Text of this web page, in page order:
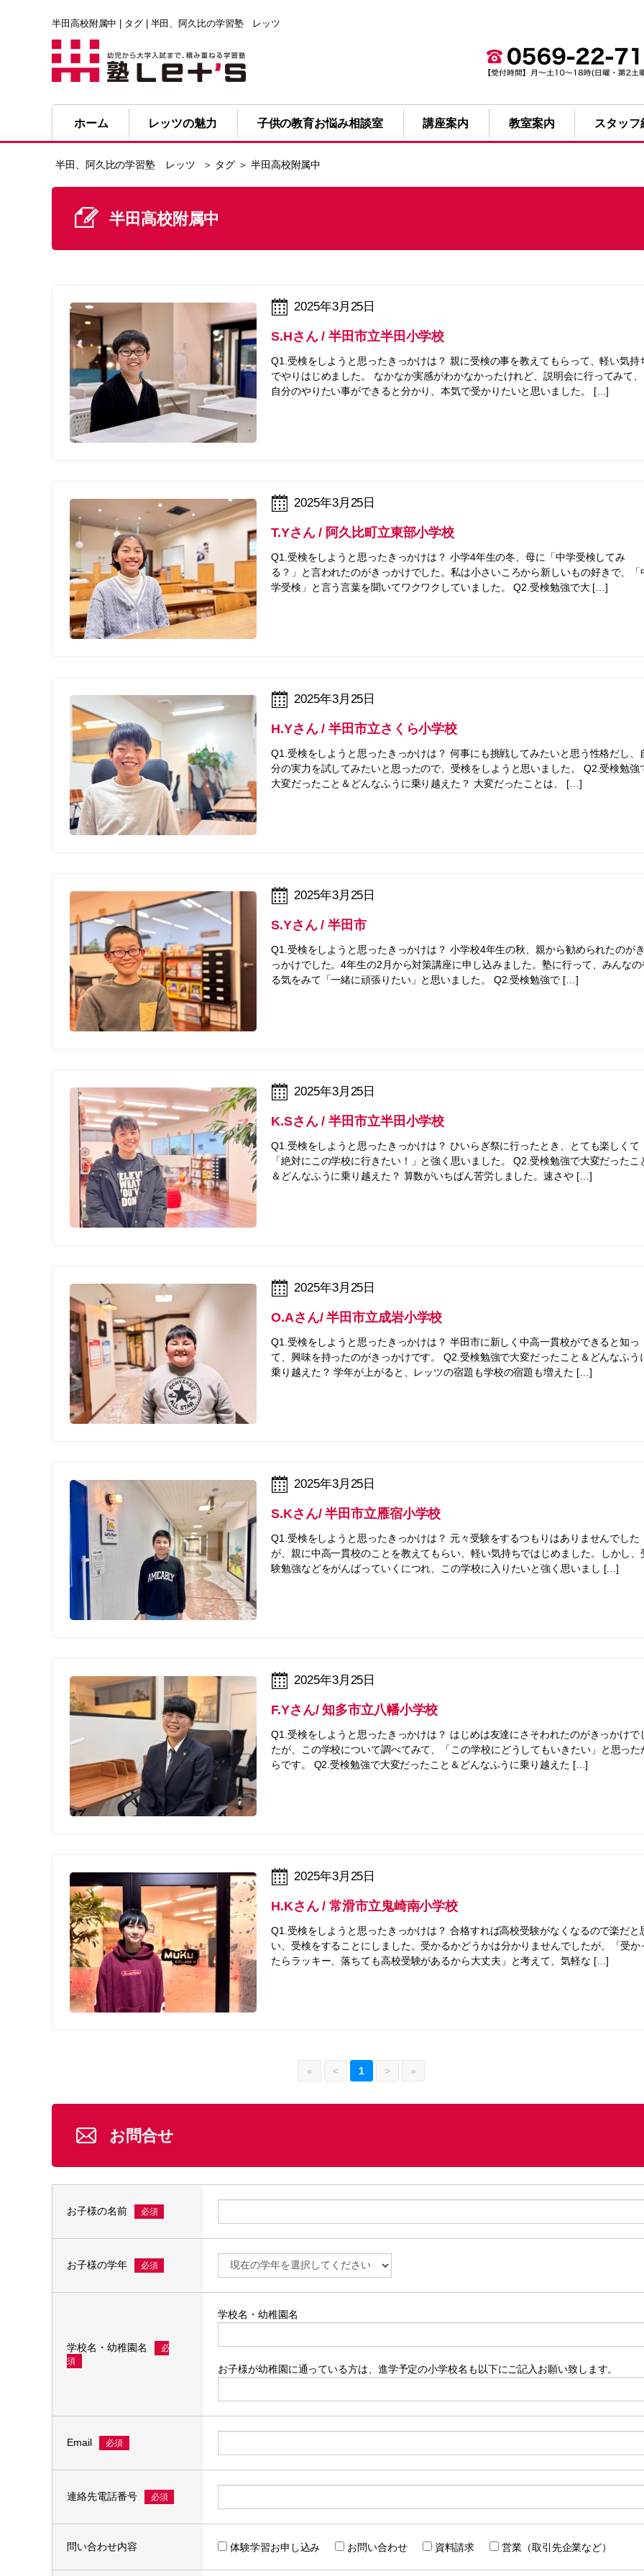
半田高校附属中 | タグ | 半田、阿久比の学習塾 レッツ
ホーム レッツの魅力 子供の教育お悩み相談室 講座案内 教室案内 スタッフ
半田、阿久比の学習塾 レッツ ＞ タグ ＞ 半田高校附属中
半田高校附属中
2025年3月25日
S.Hさん / 半田市立半田小学校
Q1.受検をしようと思ったきっかけは？ 親に受検の事を教えてもらって、軽い気持
でやりはじめました。 なかなか実感がわかなかったけれど、説明会に行ってみて、
自分のやりたい事ができると分かり、本気で受かりたいと思いました。 […]
2025年3月25日
T.Yさん / 阿久比町立東部小学校
Q1.受検をしようと思ったきっかけは？ 小学4年生の冬、母に「中学受検してみ
る？」と言われたのがきっかけでした。私は小さいころから新しいもの好きで、「
学受検」と言う言葉を聞いてワクワクしていました。 Q2.受検勉強で大 […]
2025年3月25日
H.Yさん / 半田市立さくら小学校
Q1.受検をしようと思ったきっかけは？ 何事にも挑戦してみたいと思う性格だし、
分の実力を試してみたいと思ったので、受検をしようと思いました。 Q2.受検勉強
大変だったこと＆どんなふうに乗り越えた？ 大変だったことは、 […]
2025年3月25日
S.Yさん / 半田市
Q1.受検をしようと思ったきっかけは？ 小学校4年生の秋、親から勧められたのが
っかけでした。4年生の2月から対策講座に申し込みました。塾に行って、みんなの
る気をみて「一緒に頑張りたい」と思いました。 Q2.受検勉強で […]
2025年3月25日
K.Sさん / 半田市立半田小学校
Q1.受検をしようと思ったきっかけは？ ひいらぎ祭に行ったとき、とても楽しくて
「絶対にこの学校に行きたい！」と強く思いました。 Q2.受検勉強で大変だったこ
＆どんなふうに乗り越えた？ 算数がいちばん苦労しました。速さや […]
2025年3月25日
O.Aさん/ 半田市立成岩小学校
Q1.受検をしようと思ったきっかけは？ 半田市に新しく中高一貫校ができると知っ
て、興味を持ったのがきっかけです。 Q2.受検勉強で大変だったこと＆どんなふう
乗り越えた？ 学年が上がると、レッツの宿題も学校の宿題も増えた […]
2025年3月25日
S.Kさん/ 半田市立雁宿小学校
Q1.受検をしようと思ったきっかけは？ 元々受験をするつもりはありませんでした
が、親に中高一貫校のことを教えてもらい、軽い気持ちではじめました。しかし、
験勉強などをがんばっていくにつれ、この学校に入りたいと強く思いまし […]
2025年3月25日
F.Yさん/ 知多市立八幡小学校
Q1.受検をしようと思ったきっかけは？ はじめは友達にさそわれたのがきっかけで
たが、この学校について調べてみて、「この学校にどうしてもいきたい」と思った
らです。 Q2.受検勉強で大変だったこと＆どんなふうに乗り越えた […]
2025年3月25日
H.Kさん / 常滑市立鬼崎南小学校
Q1.受検をしようと思ったきっかけは？ 合格すれば高校受験がなくなるので楽だと
い、受検をすることにしました。受かるかどうかは分かりませんでしたが、「受か
たらラッキー、落ちても高校受験があるから大丈夫」と考えて、気軽な […]
« < 1 > »
お問合せ
お子様の名前 必須
お子様の学年 必須
学校名・幼稚園名
必
須
学校名・幼稚園名
お子様が幼稚園に通っている方は、進学予定の小学校名も以下にご記入お願い致します。
Email 必須
連絡先電話番号 必須
問い合わせ内容 体験学習お申し込み お問い合わせ 資料請求 営業（取引先企業など）